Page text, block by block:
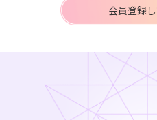
会員登録